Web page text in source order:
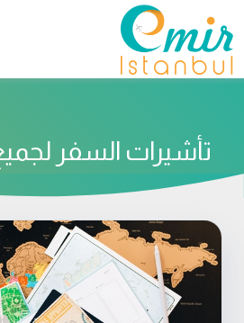
to
content
تأشيرات السفر لجميع